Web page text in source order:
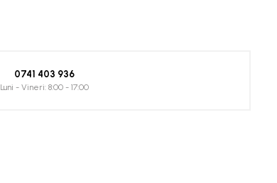
0741 403 936
Luni - Vineri: 8:00 - 17:00